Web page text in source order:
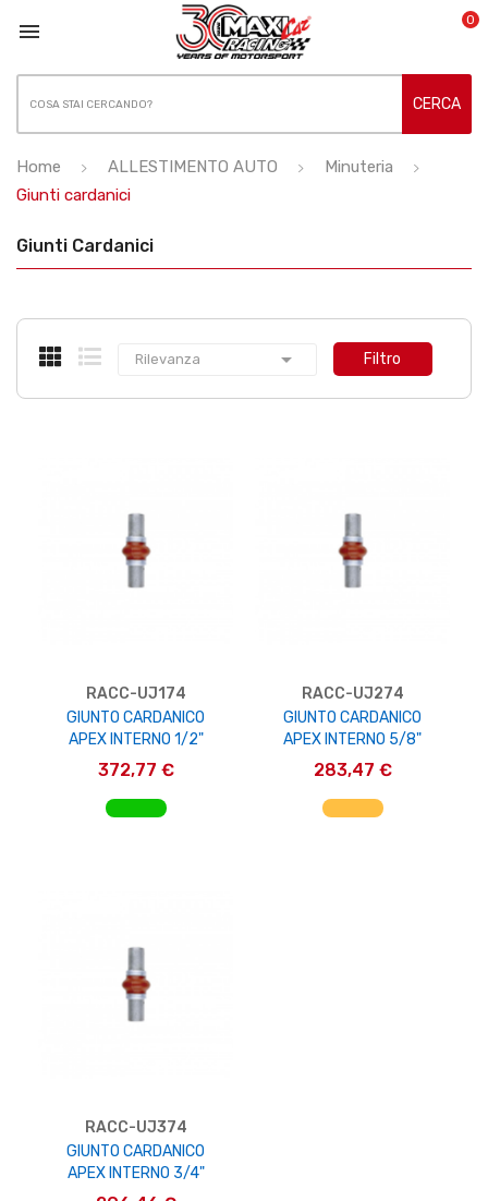
 0
CERCA
Home ALLESTIMENTO AUTO
Minuteria
Giunti cardanici
Giunti Cardanici
Rilevanza  Filtro
RACC-UJ174
GIUNTO CARDANICO
APEX INTERNO 1/2"
372,77 €
AGGIUNGI AL CARRELLO
RACC-UJ274
GIUNTO CARDANICO
APEX INTERNO 5/8"
283,47 €
AGGIUNGI AL CARRELLO
RACC-UJ374
GIUNTO CARDANICO
APEX INTERNO 3/4"